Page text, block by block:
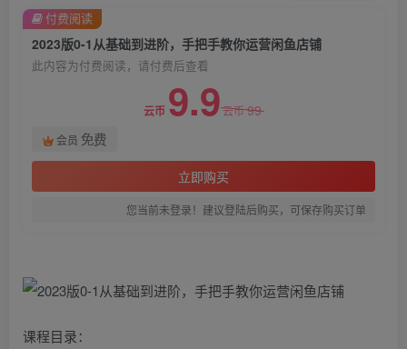
2023版0-1从基础到进阶，手把手教你运营闲鱼店铺
此内容为付费阅读，请付费后查看
云币 9.9云币99
会员 免费
立即购买
您当前未登录！建议登陆后购买，可保存购买订单
付费阅读
课程目录：